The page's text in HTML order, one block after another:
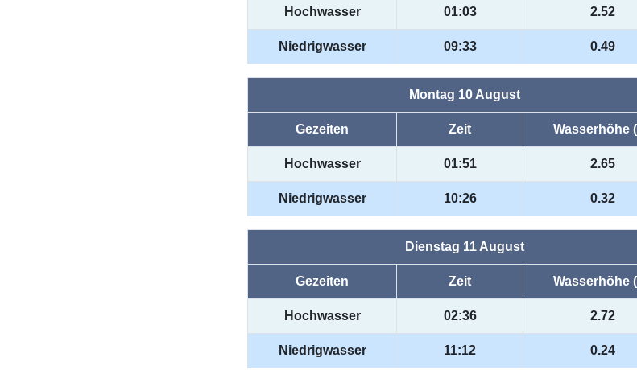
Hochwasser 01:03 2.52
Niedrigwasser 09:33 0.49
Montag 10 August
Gezeiten Zeit Wasserhöhe
Hochwasser 01:51 2.65
Niedrigwasser 10:26 0.32
Dienstag 11 August
Gezeiten Zeit Wasserhöhe
Hochwasser 02:36 2.72
Niedrigwasser 11:12 0.24